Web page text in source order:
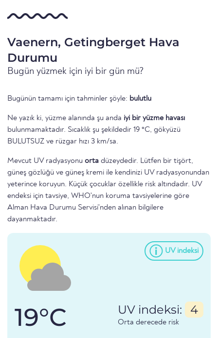
Vaenern, Getingberget Hava
Durumu
Bugün yüzmek için iyi bir gün mü?
Bugünün tamamı için tahminler şöyle: bulutlu
Ne yazık ki, yüzme alanında şu anda iyi bir yüzme havası
bulunmamaktadır. Sıcaklık şu şekildedir 19 °C, gökyüzü
BULUTSUZ ve rüzgar hızı 3 km/sa.
Mevcut UV radyasyonu orta düzeydedir. Lütfen bir tişört,
güneş gözlüğü ve güneş kremi ile kendinizi UV radyasyonundan
yeterince koruyun. Küçük çocuklar özellikle risk altındadır. UV
endeksi için tavsiye, WHO'nun koruma tavsiyelerine göre
Alman Hava Durumu Servisi'nden alınan bilgilere
dayanmaktadır.
UV indeksi
19°C UV indeksi: 4
Orta derecede risk